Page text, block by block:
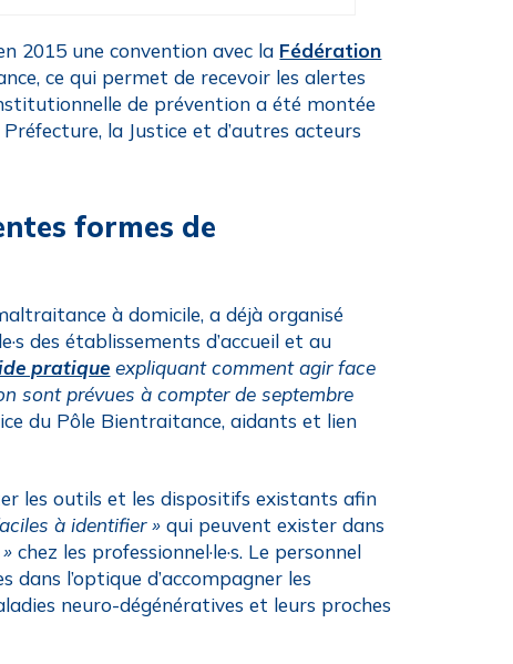
2015 une convention avec la Fédération
ce qui permet de recevoir les alertes
de prévention a été montée
la Justice et d’autres acteurs
formes de
à domicile, a déjà organisé
des établissements d’accueil et au
pratique expliquant comment agir face
sont prévues à compter de septembre
du Pôle Bientraitance, aidants et lien
les outils et les dispositifs existants afin
à identifier » qui peuvent exister dans
chez les professionnel·le·s. Le personnel
l’optique d’accompagner les
neuro-dégénératives et leurs proches